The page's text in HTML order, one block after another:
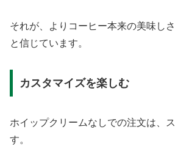
それが、よりコーヒー本来の美味し
と信じています。
カスタマイズを楽しむ
ホイップクリームなしでの注文は、
す。